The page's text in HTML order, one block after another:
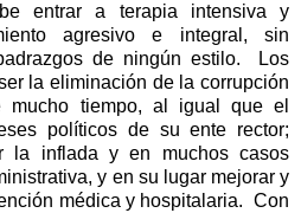
entrar a terapia intensiva y
agresivo e integral, sin
de ningún estilo.
Los
la eliminación de la corrupción
mucho tiempo, al igual que el
políticos de su ente rector;
la inflada y en muchos casos
y en su lugar mejorar y
médica y hospitalaria. Con